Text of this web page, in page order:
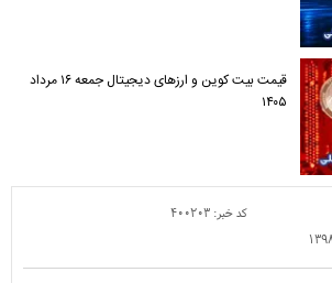
قیمت بیت کوین و ارز‌های دیجیتال جمعه ۱۶ مرداد
۱۴۰۵
کد خبر: ۴۰۰۲۰۳